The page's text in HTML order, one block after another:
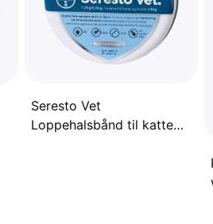
Seresto Vet
Loppehalsbånd til katte